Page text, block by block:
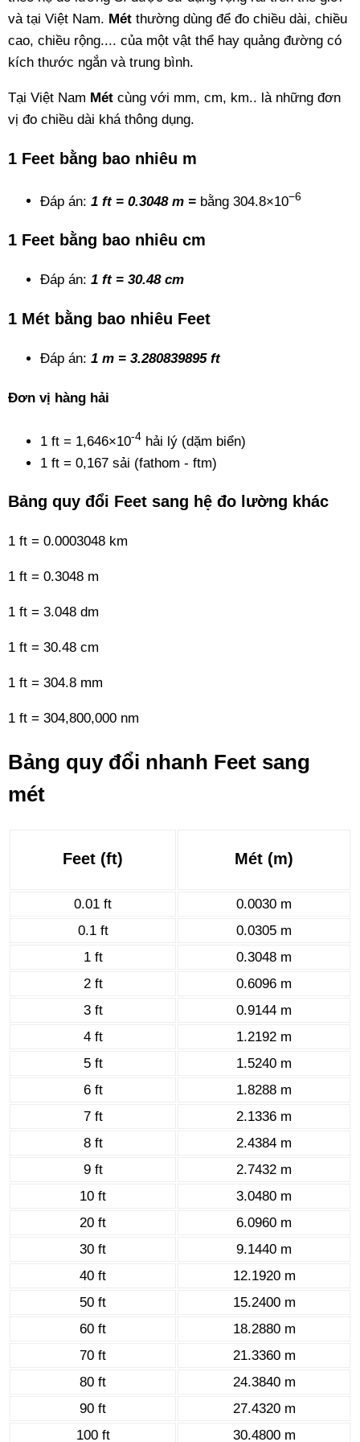
và tại Việt Nam. Mét thường dùng để đo chiều dài, chiều
cao, chiều rộng.... của một vật thể hay quảng đường có
kích thước ngắn và trung bình.
Tại Việt Nam Mét cùng với mm, cm, km.. là những đơn
vị đo chiều dài khá thông dụng.
1 Feet bằng bao nhiêu m
Đáp án: 1 ft = 0.3048 m = bằng 304.8×10−6
1 Feet bằng bao nhiêu cm
Đáp án: 1 ft = 30.48 cm
1 Mét bằng bao nhiêu Feet
Đáp án: 1 m = 3.280839895ft
Đơn vị hàng hải
1 ft = 1,646×10-4 hải lý (dặm biển)
1 ft = 0,167 sải (fathom - ftm)
Bảng quy đổi Feet sang hệ đo lường khác
1 ft = 0.0003048 km
1 ft = 0.3048 m
1 ft = 3.048 dm
1 ft = 30.48 cm
1 ft = 304.8 mm
1 ft = 304,800,000 nm
Bảng quy đổi nhanh Feet sang
mét
Feet (ft) Mét (m)
0.01 ft
0.0030 m
0.1 ft
0.0305 m
1 ft
0.3048 m
2 ft
0.6096 m
3 ft
0.9144 m
4 ft
1.2192 m
5 ft
1.5240 m
6 ft
1.8288 m
7 ft
2.1336 m
8 ft
2.4384 m
9 ft
2.7432 m
10 ft
3.0480 m
20 ft
6.0960 m
30 ft
9.1440 m
40 ft
12.1920 m
50 ft
15.2400 m
60 ft
18.2880 m
70 ft
21.3360 m
80 ft
24.3840 m
90 ft
27.4320 m
100 ft
30.4800 m